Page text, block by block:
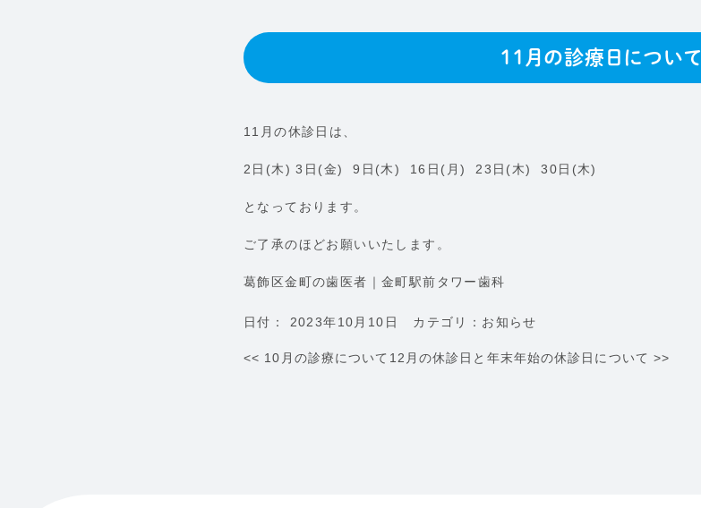
11月の診療日について
11月の休診日は、
2日(木) 3日(金) 9日(木) 16日(月) 23日(木) 30日(木)
となっております。
ご了承のほどお願いいたします。
葛飾区金町の歯医者｜金町駅前タワー歯科
日付： 2023年10月10日 カテゴリ： お知らせ
<< 10月の診療について 12月の休診日と年末年始の休診日について>>